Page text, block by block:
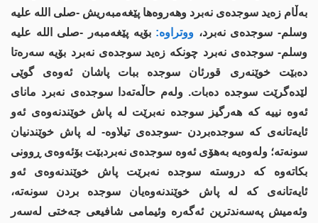
بەڵام زەید سوجدەى نەبرد وهەروەها پێغەمبەریش -صلى اللە علیە
وسلم- سوجدەى نەبرد، ووتراوە: بۆیە پێغەمبەر -صلى اللە علیە
وسلم- سوجدەى نەبرد چونکە زەید سوجدەى نەبرد بۆیە سەرەتا
دەبێت خوێنەری قورئان سوجدە ببات پاشان ئەوەى گوێی
لێدەگرێت سوجدە دەبات. ولەم حاڵەتەدا سوجدەى نەبرد ماناى
ئەوە نییە کە هەرگیز سوجدە نەبرێت لە پاش خوێندنەوەى ئەو
ئایەتانەی کە سوجدەبردن -سوجدەى تیلاوە- لە پاش خوێندنیان
سونەتە؛ ولەوەیە بەهۆی ئەوە سوجدەى نەبردبێت بۆئەوەى ڕوونی
بکاتەوە کە دروستە سوجدە نەبرێت پاش خوێندنەوەى ئەو
ئایەتانەى کە لە پاش خوێندنەوەیان سوجدە بردن سونەتە،
وئەمیش پەسەندترین ئەگەرە وئیمامی شافیعی جەختی لەسەر